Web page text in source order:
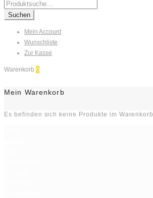
Search
for:
Suchen
Mein Account
Wunschliste
Zur Kasse
Warenkorb 0
Mein Warenkorb
Es befinden sich keine Produkte im Warenkorb.